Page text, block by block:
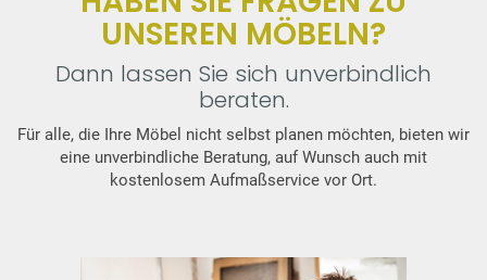
UNSEREN MÖBELN?
Dann lassen Sie sich unverbindlich
beraten.
Für alle, die Ihre Möbel nicht selbst planen möchten, bieten wir
eine unverbindliche Beratung, auf Wunsch auch mit
kostenlosem Aufmaßservice vor Ort.